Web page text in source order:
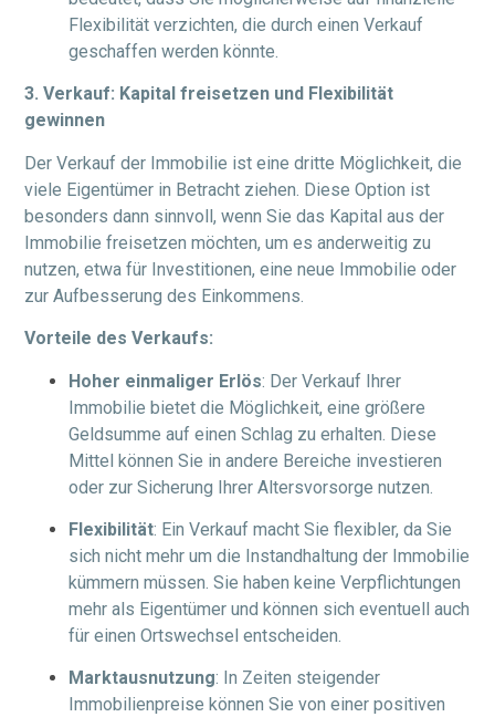
Flexibilität verzichten, die durch einen Verkauf
geschaffen werden könnte.
3. Verkauf: Kapital freisetzen und Flexibilität
gewinnen
Der Verkauf der Immobilie ist eine dritte Möglichkeit, die
viele Eigentümer in Betracht ziehen. Diese Option ist
besonders dann sinnvoll, wenn Sie das Kapital aus der
Immobilie freisetzen möchten, um es anderweitig zu
nutzen, etwa für Investitionen, eine neue Immobilie oder
zur Aufbesserung des Einkommens.
Vorteile des Verkaufs:
Hoher einmaliger Erlös: Der Verkauf Ihrer
Immobilie bietet die Möglichkeit, eine größere
Geldsumme auf einen Schlag zu erhalten. Diese
Mittel können Sie in andere Bereiche investieren
oder zur Sicherung Ihrer Altersvorsorge nutzen.
Flexibilität: Ein Verkauf macht Sie flexibler, da Sie
sich nicht mehr um die Instandhaltung der Immobilie
kümmern müssen. Sie haben keine Verpflichtungen
mehr als Eigentümer und können sich eventuell auch
für einen Ortswechsel entscheiden.
Marktausnutzung: In Zeiten steigender
Immobilienpreise können Sie von einer positiven